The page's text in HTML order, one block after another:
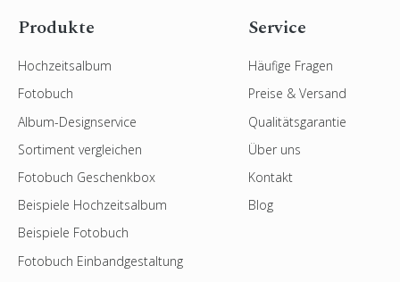
Produkte
Hochzeitsalbum
Fotobuch
Album-Designservice
Sortiment vergleichen
Fotobuch Geschenkbox
Beispiele Hochzeitsalbum
Beispiele Fotobuch
Fotobuch Einbandgestaltung
Service
Häufige Fragen
Preise & Versand
Qualitätsgarantie
Über uns
Kontakt
Blog